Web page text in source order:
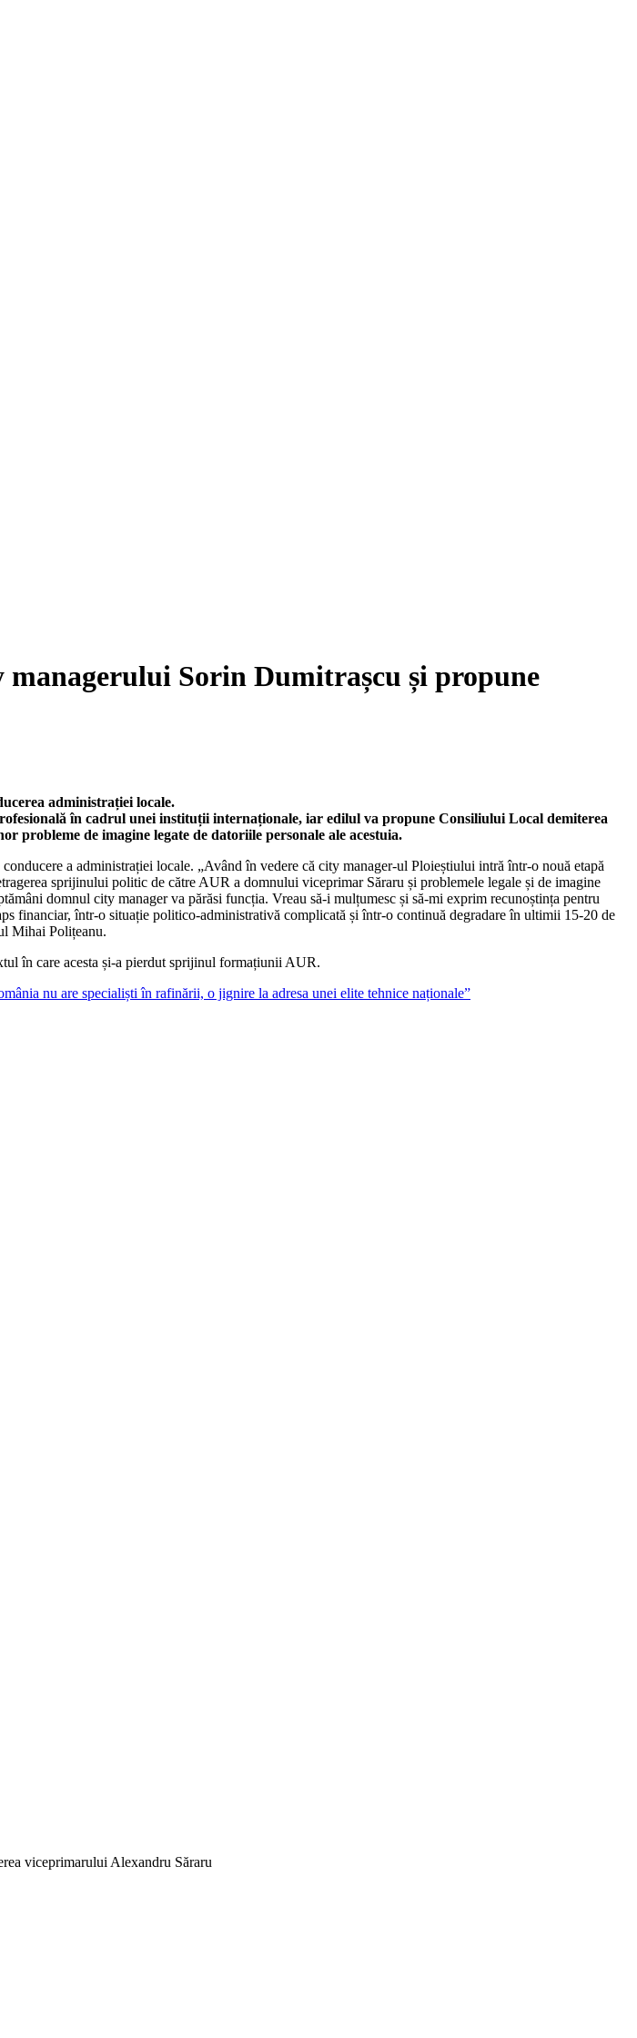
Sorin Dumitrașcu și propune
administrației locale.
în cadrul unei instituții internaționale, iar edilul va propune Consiliului Local demiterea
de imagine legate de datoriile personale ale acestuia.
a administrației locale. „Având în vedere că city manager-ul Ploieștiului intră într-o nouă etapă
sprijinului politic de către AUR a domnului viceprimar Săraru și problemele legale și de imagine
domnul city manager va părăsi funcția. Vreau să-i mulțumesc și să-mi exprim recunoștința pentru
financiar, într-o situație politico-administrativă complicată și într-o continuă degradare în ultimii 15-20 de
Mihai Polițeanu.
în care acesta și-a pierdut sprijinul formațiunii AUR.
nu are specialiști în rafinării, o jignire la adresa unei elite tehnice naționale”
viceprimarului Alexandru Săraru